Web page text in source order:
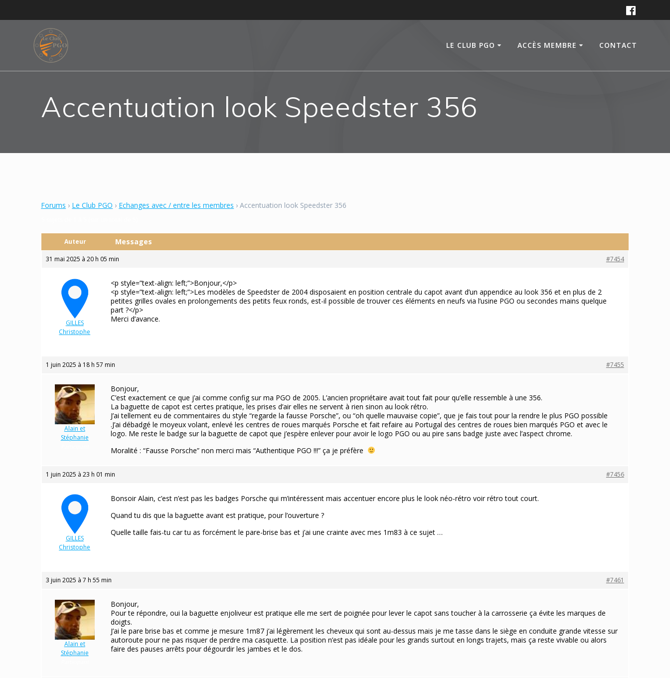
to
LE CLUB PGO ACCÈS MEMBRE CONTACT
Accentuation look Speedster 356
Forums › Le Club PGO › Echanges avec / entre les membres › Accentuation look Speedster 356
Auteur Messages
31 mai 2025 à 20 h 05 min #7454
GILLES
Christophe
<p style=”text-align: left;”>Bonjour,</p>
<p style=”text-align: left;”>Les modèles de Speedster de 2004 disposaient en position centrale du capot avant d’un appendice au look 356 et en plus de 2
petites grilles ovales en prolongements des petits feux ronds, est-il possible de trouver ces éléments en neufs via l’usine PGO ou secondes mains quelque
part ?</p>
Merci d’avance.
1 juin 2025 à 18 h 57 min #7455
Alain et
Stéphanie
Bonjour,
C’est exactement ce que j’ai comme config sur ma PGO de 2005. L’ancien propriétaire avait tout fait pour qu’elle ressemble à une 356.
La baguette de capot est certes pratique, les prises d’air elles ne servent à rien sinon au look rétro.
J’ai tellement eu de commentaires du style “regarde la fausse Porsche”, ou “oh quelle mauvaise copie”, que je fais tout pour la rendre le plus PGO possible
.J’ai débadgé le moyeux volant, enlevé les centres de roues marqués Porsche et fait refaire au Portugal des centres de roues bien marqués PGO et avec le
logo. Me reste le badge sur la baguette de capot que j’espère enlever pour avoir le logo PGO ou au pire sans badge juste avec l’aspect chrome.
Moralité : “Fausse Porsche” non merci mais “Authentique PGO !!!” ça je préfère
1 juin 2025 à 23 h 01 min #7456
GILLES
Christophe
Bonsoir Alain, c’est n’est pas les badges Porsche qui m’intéressent mais accentuer encore plus le look néo-rétro voir rétro tout court.
Quand tu dis que la baguette avant est pratique, pour l’ouverture ?
Quelle taille fais-tu car tu as forcément le pare-brise bas et j’ai une crainte avec mes 1m83 à ce sujet …
3 juin 2025 à 7 h 55 min #7461
Alain et
Stéphanie
Bonjour,
Pour te répondre, oui la baguette enjoliveur est pratique elle me sert de poignée pour lever le capot sans toucher à la carrosserie ça évite les marques de
doigts.
J’ai le pare brise bas et comme je mesure 1m87 j’ai légèrement les cheveux qui sont au-dessus mais je me tasse dans le siège en conduite grande vitesse sur
autoroute pour ne pas risquer de perdre ma casquette. La position n’est pas idéale pour les grands surtout en longs trajets, mais ça reste vivable ou alors
faire des pauses arrêts pour dégourdir les jambes et le dos.